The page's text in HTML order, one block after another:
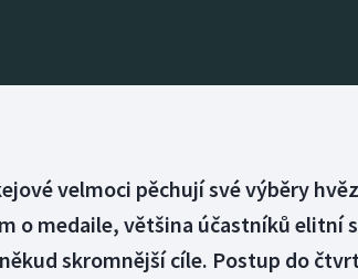
velmoci pěchují své výběry
o medaile, většina účastníků elitní
skromnější cíle. Postup do